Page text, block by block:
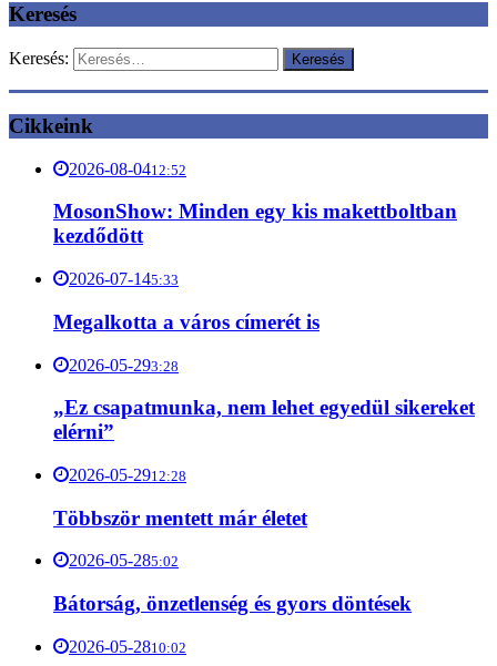
Keresés
Keresés:
Cikkeink
2026-08-0412:52
MosonShow: Minden egy kis makettboltban
kezdődött
2026-07-145:33
Megalkotta a város címerét is
2026-05-293:28
„Ez csapatmunka, nem lehet egyedül sikereket
elérni”
2026-05-2912:28
Többször mentett már életet
2026-05-285:02
Bátorság, önzetlenség és gyors döntések
2026-05-2810:02